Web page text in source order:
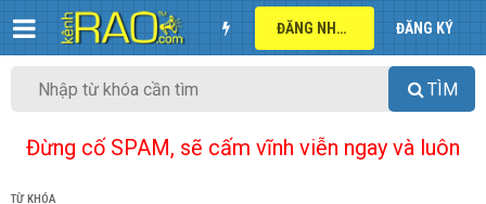
ĐĂNG NHẬP ĐĂNG KÝ
TÌM
Đừng cố SPAM, sẽ cấm vĩnh viễn ngay và luôn
TỪ KHÓA